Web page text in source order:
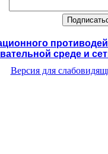
среде и
Версия для